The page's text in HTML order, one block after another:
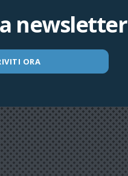
newsletter
ORA